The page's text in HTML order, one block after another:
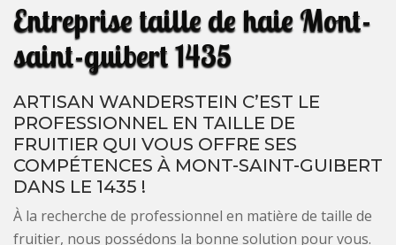
Entreprise taille de haie Mont-
saint-guibert 1435
ARTISAN WANDERSTEIN C’EST LE
PROFESSIONNEL EN TAILLE DE
FRUITIER QUI VOUS OFFRE SES
COMPÉTENCES À MONT-SAINT-GUIBERT
DANS LE 1435 !
À la recherche de professionnel en matière de taille de
fruitier, nous possédons la bonne solution pour vous.